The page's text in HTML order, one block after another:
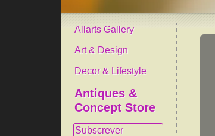
Allarts Gallery
Art & Design
Decor & Lifestyle
Antiques &
Concept Store
Subscrever